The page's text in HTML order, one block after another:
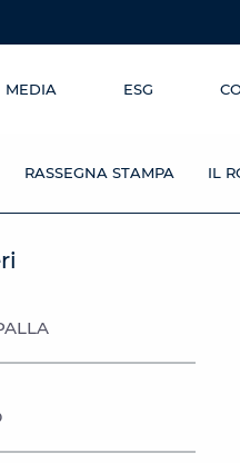
MEDIA ESG
RASSEGNA STAMPA IL